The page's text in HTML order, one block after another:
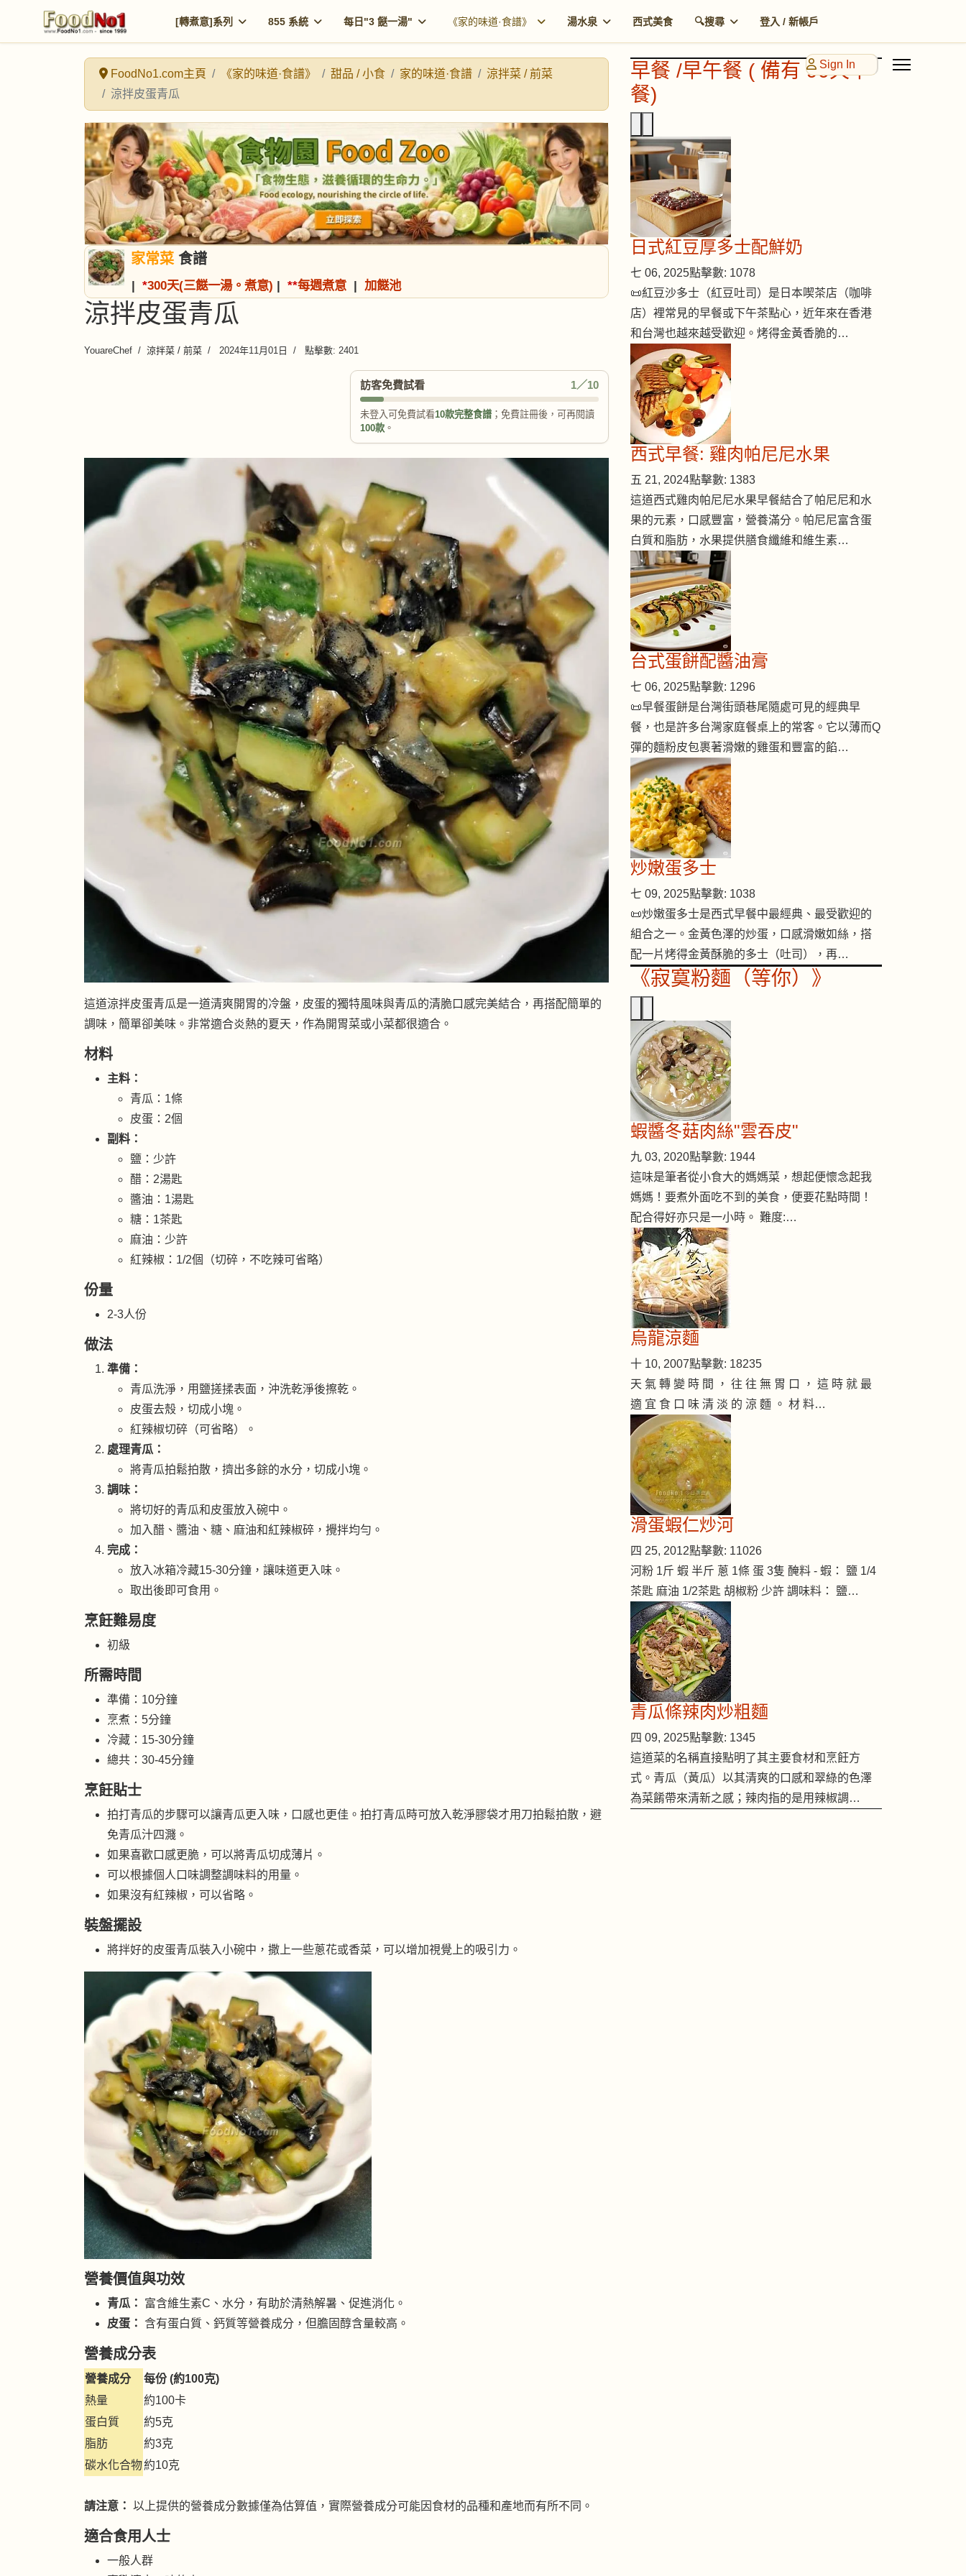
[轉煮意]系列 855 系統 每日"3 餸一湯" 《家的味道·食譜》 湯水泉 西式美食 🔍搜尋 登入 / 新帳戶
Sign In
FoodNo1.com主頁 《家的味道·食譜》 甜品 / 小食 家的味道·食譜
涼拌菜 / 前菜
涼拌皮蛋青瓜
家常菜 食譜
| *300天(三餸一湯。煮意) | **每週煮意 | 加餸池
涼拌皮蛋青瓜
YouareChef 涼拌菜 / 前菜 2024年11月01日 點擊數: 2401
訪客免費試看 1／10
未登入可免費試看10款完整食譜 ；免費註冊後，可再閱讀
100款 。
這道涼拌皮蛋青瓜是一道清爽開胃的冷盤，皮蛋的獨特風味與青瓜的清脆口感完美結合，再搭配簡單的
調味，簡單卻美味。非常適合炎熱的夏天，作為開胃菜或小菜都很適合。
材料
主料：
青瓜：1條
皮蛋：2個
副料：
鹽：少許
醋：2湯匙
醬油：1湯匙
糖：1茶匙
麻油：少許
紅辣椒：1/2個（切碎，不吃辣可省略）
份量
2-3人份
做法
準備：
青瓜洗淨，用鹽搓揉表面，沖洗乾淨後擦乾。
皮蛋去殼，切成小塊。
紅辣椒切碎（可省略）。
處理青瓜：
將青瓜拍鬆拍散，擠出多餘的水分，切成小塊。
調味：
將切好的青瓜和皮蛋放入碗中。
加入醋、醬油、糖、麻油和紅辣椒碎，攪拌均勻。
完成：
放入冰箱冷藏15-30分鐘，讓味道更入味。
取出後即可食用。
烹飪難易度
初級
所需時間
準備：10分鐘
烹煮：5分鐘
冷藏：15-30分鐘
總共：30-45分鐘
烹飪貼士
拍打青瓜的步驟可以讓青瓜更入味，口感也更佳。拍打青瓜時可放入乾淨膠袋才用刀拍鬆拍散，避
免青瓜汁四濺。
如果喜歡口感更脆，可以將青瓜切成薄片。
可以根據個人口味調整調味料的用量。
如果沒有紅辣椒，可以省略。
裝盤擺設
將拌好的皮蛋青瓜裝入小碗中，撒上一些蔥花或香菜，可以增加視覺上的吸引力。
營養價值與功效
青瓜：
富含維生素C、水分，有助於清熱解暑、促進消化。
皮蛋：
含有蛋白質、鈣質等營養成分，但膽固醇含量較高。
營養成分表
營養成分
每份 (約100克)
熱量
約100卡
蛋白質
約5克
脂肪
約3克
碳水化合物約10克
請注意： 以上提供的營養成分數據僅為估算值，實際營養成分可能因食材的品種和產地而有所不同。
適合食用人士
一般人群
早餐 /早午餐 ( 備有 90天早
餐)
日式紅豆厚多士配鮮奶
七 06, 2025點擊數: 1078
📜紅豆沙多士（紅豆吐司）是日本喫茶店（咖啡
店）裡常見的早餐或下午茶點心，近年來在香港
和台灣也越來越受歡迎。烤得金黃香脆的…
西式早餐: 雞肉帕尼尼水果
五 21, 2024點擊數: 1383
這道西式雞肉帕尼尼水果早餐結合了帕尼尼和水
果的元素，口感豐富，營養滿分。帕尼尼富含蛋
白質和脂肪，水果提供膳食纖維和維生素…
台式蛋餅配醬油膏
七 06, 2025點擊數: 1296
📜早餐蛋餅是台灣街頭巷尾隨處可見的經典早
餐，也是許多台灣家庭餐桌上的常客。它以薄而Q
彈的麵粉皮包裹著滑嫩的雞蛋和豐富的餡…
炒嫩蛋多士
七 09, 2025點擊數: 1038
📜炒嫩蛋多士是西式早餐中最經典、最受歡迎的
組合之一。金黃色澤的炒蛋，口感滑嫩如絲，搭
配一片烤得金黃酥脆的多士（吐司），再…
《寂寞粉麵（等你）》
蝦醬冬菇肉絲"雲吞皮"
九 03, 2020點擊數: 1944
這味是筆者從小食大的媽媽菜，想起便懷念起我
媽媽！要煮外面吃不到的美食，便要花點時間！
配合得好亦只是一小時。 難度:…
烏龍涼麵
十 10, 2007點擊數: 18235
天 氣 轉 變 時 間 ， 往 往 無 胃 口 ， 這 時 就 最
適 宜 食 口 味 清 淡 的 涼 麵 。 材 料…
滑蛋蝦仁炒河
四 25, 2012點擊數: 11026
河粉 1斤 蝦 半斤 蔥 1條 蛋 3隻 醃料 - 蝦： 鹽 1/4
茶匙 麻油 1/2茶匙 胡椒粉 少許 調味料： 鹽…
青瓜條辣肉炒粗麵
四 09, 2025點擊數: 1345
這道菜的名稱直接點明了其主要食材和烹飪方
式。青瓜（黃瓜）以其清爽的口感和翠綠的色澤
為菜餚帶來清新之感；辣肉指的是用辣椒調…